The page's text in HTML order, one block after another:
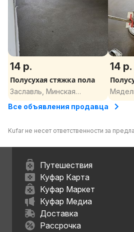
14 р.
Полусухая стяжка пола
Заславль, Минская
область
14 р.
Все объявления продавца
Kufar не несет ответственности за
Путешествия
Куфар Карта
Куфар Маркет
Куфар Медиа
Доставка
Рассрочка